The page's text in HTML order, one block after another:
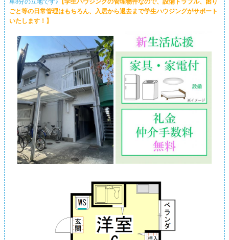
ごと等の日常管理はもちろん、入居から退去まで学生ハウジングがサポート
いたします！】